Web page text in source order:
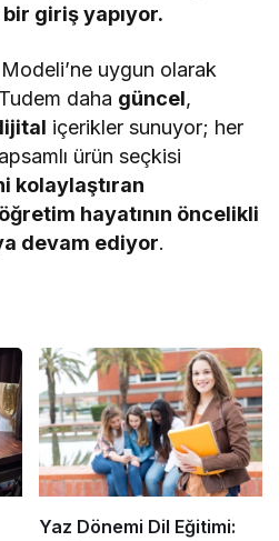
bir giriş yapıyor.
uygun olarak
daha güncel,
içerikler sunuyor; her
ürün seçkisi
kolaylaştıran
hayatının öncelikli
devam ediyor.
Yaz Dönemi Dil Eğitimi: